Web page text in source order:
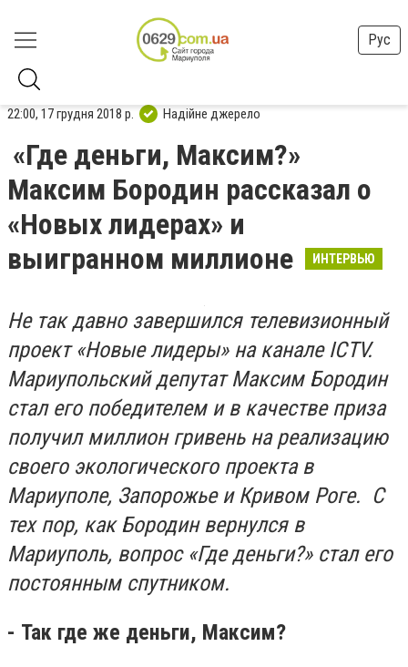
Рус
22:00, 17 грудня 2018 р. Надійне джерело
«Где деньги, Максим?»
Максим Бородин рассказал о
«Новых лидерах» и
выигранном миллионе
ИНТЕРВЬЮ
Не так давно завершился телевизионный
проект «Новые лидеры» на канале ICTV.
Мариупольский депутат Максим Бородин
стал его победителем и в качестве приза
получил миллион гривень на реализацию
своего экологического проекта в
Мариуполе, Запорожье и Кривом Роге. С
тех пор, как Бородин вернулся в
Мариуполь, вопрос «Где деньги?» стал его
постоянным спутником.
- Так где же деньги, Максим?